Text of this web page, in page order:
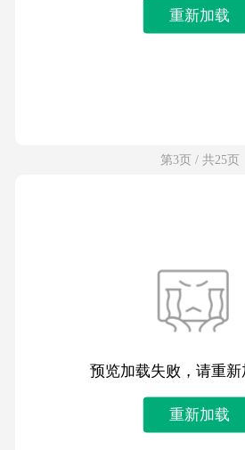
重新加载
第3页 / 共25页
预览加载失败，请重新
重新加载